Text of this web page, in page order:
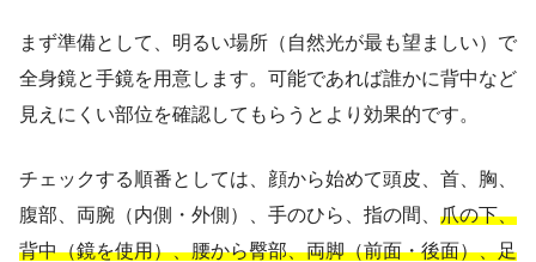
まず準備として、明るい場所（自然光が最も望ましい）で
全身鏡と手鏡を用意します。可能であれば誰かに背中など
見えにくい部位を確認してもらうとより効果的です。
チェックする順番としては、顔から始めて頭皮、首、胸、
腹部、両腕（内側・外側）、手のひら、指の間、 爪の下、
背中（鏡を使用）、腰から臀部、両脚（前面・後面）、足